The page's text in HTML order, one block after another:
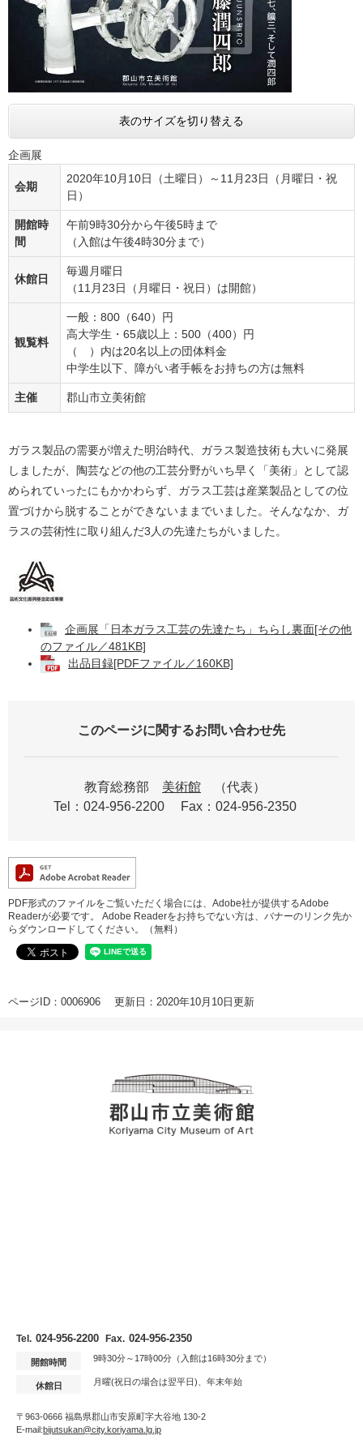
表のサイズを切り替える
企画展
会期
2020年10月10日（土曜日）～11月23日（月曜日・祝
日）
開館時
間
午前9時30分から午後5時まで
（入館は午後4時30分まで）
休館日
毎週月曜日
（11月23日（月曜日・祝日）は開館）
観覧料
一般：800（640）円
高大学生・65歳以上：500（400）円
（ ）内は20名以上の団体料金
中学生以下、障がい者手帳をお持ちの方は無料
主催 郡山市立美術館
ガラス製品の需要が増えた明治時代、ガラス製造技術も大いに発展
しましたが、陶芸などの他の工芸分野がいち早く「美術」として認
められていったにもかかわらず、ガラス工芸は産業製品としての位
置づけから脱することができないままでいました。そんななか、ガ
ラスの芸術性に取り組んだ3人の先達たちがいました。
企画展「日本ガラス工芸の先達たち」ちらし裏面[その他
のファイル／481KB]
出品目録[PDFファイル／160KB]
このページに関するお問い合わせ先
教育総務部 美術館
代表
Tel：024-956-2200
Fax：024-956-2350
PDF形式のファイルをご覧いただく場合には、Adobe社が提供するAdobe
Readerが必要です。
Adobe Readerをお持ちでない方は、バナーのリンク先か
らダウンロードしてください。（無料）
ページID：0006906 更新日：2020年10月10日更新
Tel. 024-956-2200 Fax. 024-956-2350
開館時間 9時30分～17時00分（入館は16時30分まで）
休館日 月曜(祝日の場合は翌平日)、年末年始
〒963-0666 福島県郡山市安原町字大谷地 130-2
E-mail:bijutsukan@city.koriyama.lg.jp